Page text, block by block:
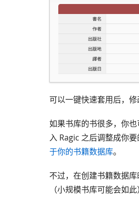
可以一键快速套用后，修
如果书库的书很多，你
入 Ragic 之后调整成你
于你的书籍数据库。
不过，在创建书籍数据
（小规模书库可能会如